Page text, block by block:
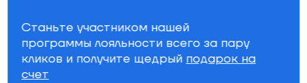
Станьте участником нашей
программы лояльности всего за пару
кликов и получите щедрый подарок на
счет